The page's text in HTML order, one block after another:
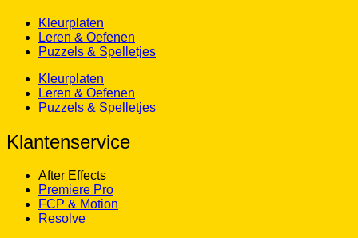
Kleurplaten
Leren & Oefenen
Puzzels & Spelletjes
Kleurplaten
Leren & Oefenen
Puzzels & Spelletjes
Klantenservice
After Effects
Premiere Pro
FCP & Motion
Resolve